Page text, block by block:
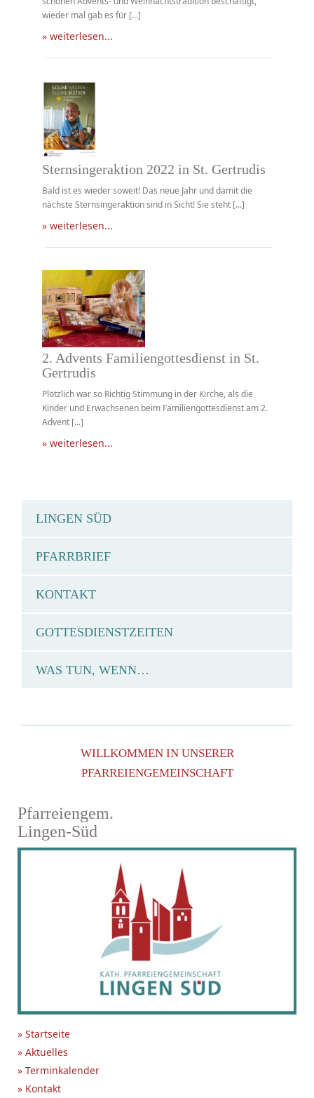
wieder mal gab es für [...]
» weiterlesen...
Sternsingeraktion 2022 in St. Gertrudis
Bald ist es wieder soweit! Das neue Jahr und damit die
nächste Sternsingeraktion sind in Sicht! Sie steht [...]
» weiterlesen...
2. Advents Familiengottesdienst in St.
Gertrudis
Plötzlich war so Richtig Stimmung in der Kirche, als die
Kinder und Erwachsenen beim Familiengottesdienst am 2.
Advent [...]
» weiterlesen...
LINGEN SÜD
PFARRBRIEF
KONTAKT
GOTTESDIENSTZEITEN
WAS TUN, WENN…
WILLKOMMEN IN UNSERER
PFARREIENGEMEINSCHAFT
Pfarreiengem.
Lingen-Süd
» Startseite
» Aktuelles
» Terminkalender
» Kontakt